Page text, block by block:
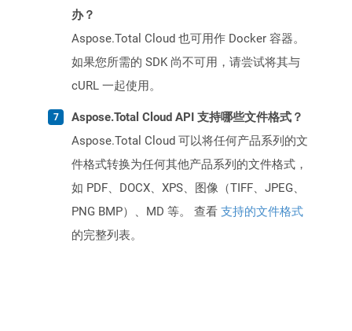
办？
Aspose.Total Cloud 也可用作 Docker 容器。
如果您所需的 SDK 尚不可用，请尝试将其与
cURL 一起使用。
Aspose.Total Cloud API 支持哪些文件格式？
Aspose.Total Cloud 可以将任何产品系列的文
件格式转换为任何其他产品系列的文件格式，
如 PDF、DOCX、XPS、图像（TIFF、JPEG、
PNG BMP）、MD 等。 查看 支持的文件格式
的完整列表。